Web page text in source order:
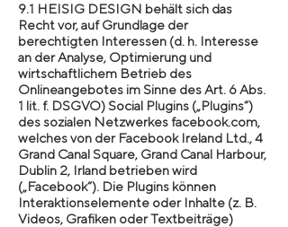
9.1 HEISIG DESIGN behält sich das
Recht vor, auf Grundlage der
berechtigten Interessen (d. h. Interesse
an der Analyse, Optimierung und
wirtschaftlichem Betrieb des
Onlineangebotes im Sinne des Art. 6 Abs.
1 lit. f. DSGVO) Social Plugins („Plugins“)
des sozialen Netzwerkes facebook.com,
welches von der Facebook Ireland Ltd., 4
Grand Canal Square, Grand Canal Harbour,
Dublin 2, Irland betrieben wird
(„Facebook“). Die Plugins können
Interaktionselemente oder Inhalte (z. B.
Videos, Grafiken oder Textbeiträge)